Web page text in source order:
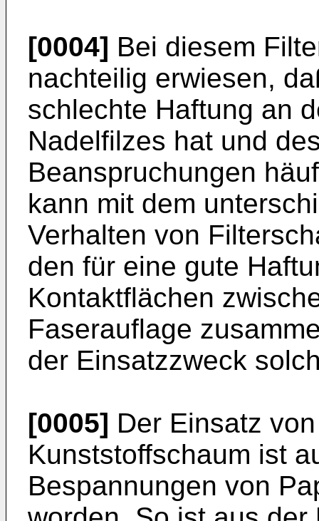
[0004] Bei diesem
nachteilig erwiesen,
schlechte Haftung an
Nadelfilzes hat und
Beanspruchungen
kann mit dem
Verhalten von
den für eine gute
Kontaktflächen
Faserauflage
der Einsatzzweck
[0005] Der Einsatz
Kunststoffschaum ist
Bespannungen von